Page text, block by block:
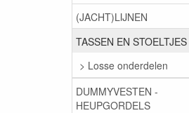
(JACHT)LIJNEN
TASSEN EN STOELTJES
> Losse onderdelen
DUMMYVESTEN -
HEUPGORDELS